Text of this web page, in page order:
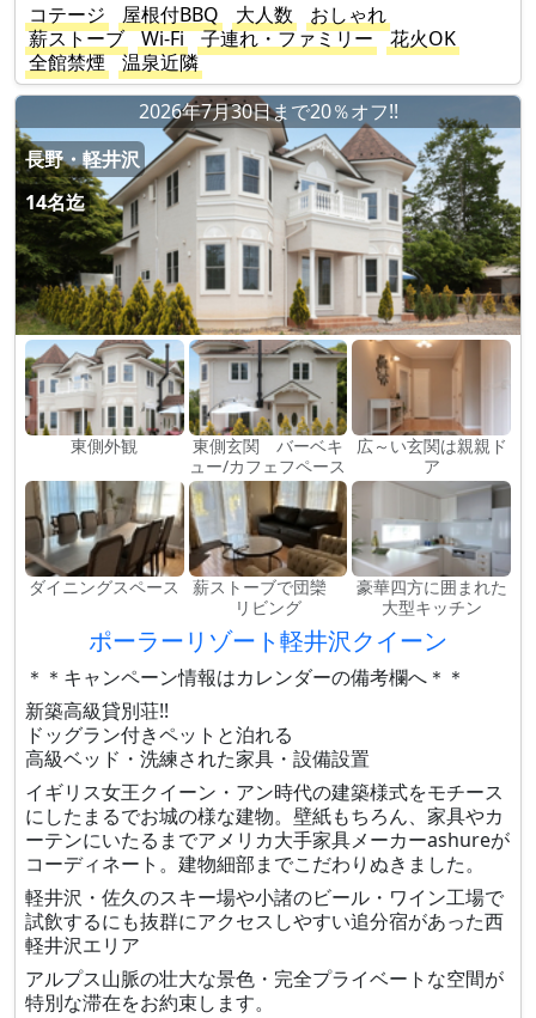
コテージ
屋根付BBQ 大人数
おしゃれ
薪ストーブ
Wi-Fi 子連れ・ファミリー
花火OK
全館禁煙
温泉近隣
2026年7月30日まで20％オフ!!
長野・軽井沢
14名迄
東側外観
東側玄関 バーベキ
ュー/カフェフペース
広～い玄関は親親ド
ア
ダイニングスペース
薪ストーブで団欒
リビング
豪華四方に囲まれた
大型キッチン
ポーラーリゾート軽井沢クイーン
＊＊キャンペーン情報はカレンダーの備考欄へ＊＊
新築高級貸別荘!!
ドッグラン付きペットと泊れる
高級ベッド・洗練された家具・設備設置
イギリス女王クイーン・アン時代の建築様式をモチース
にしたまるでお城の様な建物。壁紙もちろん、家具やカ
ーテンにいたるまでアメリカ大手家具メーカーashureが
コーディネート。建物細部までこだわりぬきました。
軽井沢・佐久のスキー場や小諸のビール・ワイン工場で
試飲するにも抜群にアクセスしやすい追分宿があった西
軽井沢エリア
アルプス山脈の壮大な景色・完全プライベートな空間が
特別な滞在をお約束します。